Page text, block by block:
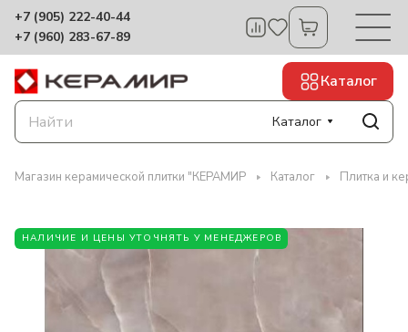
+7 (905) 222-40-44
+7 (960) 283-67-89
Каталог
Каталог
Магазин керамической плитки "КЕРАМИР Каталог Плитка и
НАЛИЧИЕ И ЦЕНЫ УТОЧНЯТЬ У МЕНЕДЖЕРОВ